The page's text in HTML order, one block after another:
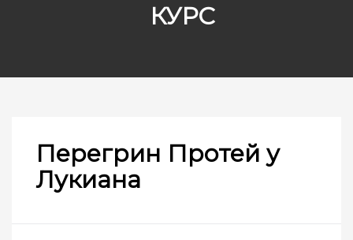
КУРС
Перегрин Протей у
Лукиана